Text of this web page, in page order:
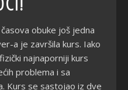
obuke još jedna
a je završila kurs. Iako
najnaporniji kurs
problema i sa
Kurs se sastojao iz dve